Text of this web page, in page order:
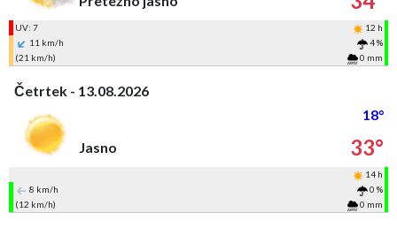
UV: 7
12 h
11 km/h
4 %
(21 km/h)
0 mm
Četrtek - 13.08.2026
18°
Jasno
33°
14 h
8 km/h
0 %
(12 km/h)
0 mm